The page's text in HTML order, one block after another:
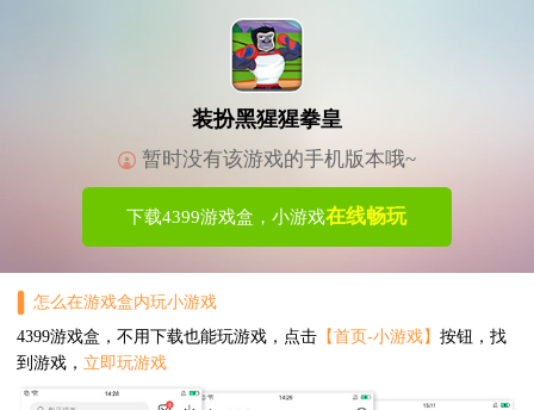
装扮黑猩猩拳皇
暂时没有该游戏的手机版本哦~
下载4399游戏盒，小游戏在线畅玩
怎么在游戏盒内玩小游戏
4399游戏盒，不用下载也能玩游戏，点击【首页-小游戏】 按钮，找
到游戏， 立即玩游戏